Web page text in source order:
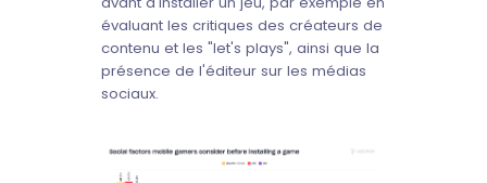
évaluant les critiques des créateurs de
contenu et les "let's plays", ainsi que la
présence de l'éditeur sur les médias
sociaux.